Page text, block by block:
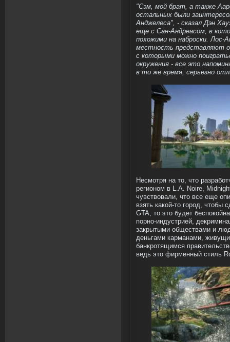
"Сэм, мой брат, а также
остальных были
Анджелеса", - сказал Дэн
еще с Сан-Андреасом, в
похожими на наброски. Лос-
местность представляют
с которыми можно
окружения - все это
в то же время, серьезно
Несмотря на то, что
регионом в L.A. Noire,
чувствовали, что все еще
взять какой-то город, чтобы
GTA, то это будет
порно-индустрией,
закрытыми обществами и
деньгами карманами,
банкротящимся
ведь это фирменный стиль